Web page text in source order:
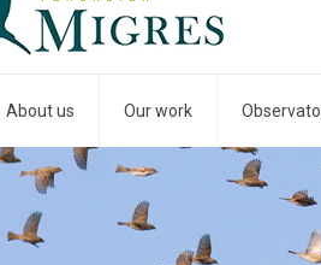
About us Our work